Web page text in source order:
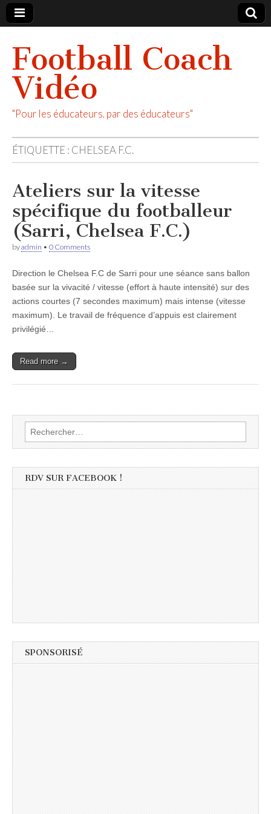
Football Coach
Vidéo
"Pour les éducateurs, par des éducateurs"
ÉTIQUETTE : CHELSEA F.C.
Ateliers sur la vitesse
spécifique du footballeur
(Sarri, Chelsea F.C.)
byadmin • 0 Comments
Direction le Chelsea F.C de Sarri pour une séance sans ballon
basée sur la vivacité / vitesse (effort à haute intensité) sur des
actions courtes (7 secondes maximum) mais intense (vitesse
maximum). Le travail de fréquence d’appuis est clairement
privilégié…
Read more →
Rechercher :
RDV SUR FACEBOOK !
SPONSORISÉ